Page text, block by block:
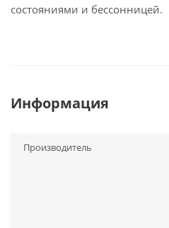
состояниями и бессонницей.
Информация
Производитель